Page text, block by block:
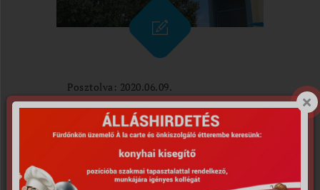
Posztolva: 2020.06.09.
A budapesti Pénzügyőr
Sportegyesület Műugró csapata
2020. június 6-án ellátogatott a
Várkertfürdőbe, ahol birtokba vették